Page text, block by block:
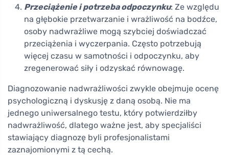
Przeciążenie i potrzeba odpoczynku: Ze względu
na głębokie przetwarzanie i wrażliwość na bodźce,
osoby nadwrażliwe mogą szybciej doświadczać
przeciążenia i wyczerpania. Często potrzebują
więcej czasu w samotności i odpoczynku, aby
zregenerować siły i odzyskać równowagę.
Diagnozowanie nadwrażliwości zwykle obejmuje ocenę
psychologiczną i dyskusję z daną osobą. Nie ma
jednego uniwersalnego testu, który potwierdziłby
nadwrażliwość, dlatego ważne jest, aby specjaliści
stawiający diagnozę byli profesjonalistami
zaznajomionymi z tą cechą.